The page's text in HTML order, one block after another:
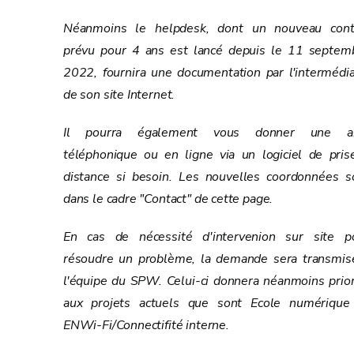
Néanmoins le helpdesk, dont un nouveau
prévu pour 4 ans est lancé depuis le 11
2022, fournira une documentation par
de son site Internet.
Il pourra également vous donner une
téléphonique ou en ligne via un logiciel de
distance si besoin. Les nouvelles coordonnées
dans le cadre "Contact" de cette page.
En cas de nécessité d'intervenion sur site
résoudre un problème, la demande sera
l'équipe du SPW. Celui-ci donnera néanmoins
aux projets actuels que sont Ecole
ENWi-Fi/Connectifité interne.